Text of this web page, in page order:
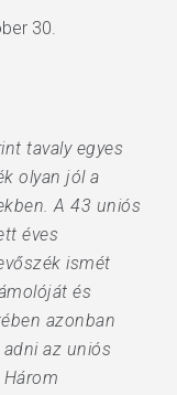
30.
tavaly egyes
olyan jól a
A 43 uniós
éves
ismét
és
azonban
az uniós